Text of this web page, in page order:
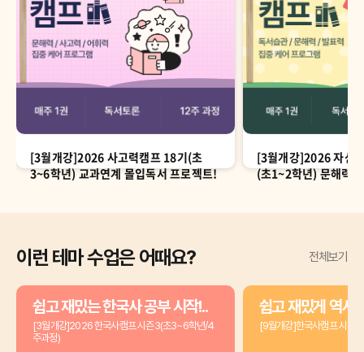
[3월개강]2026 사고력캠프 18기(초
3~6학년) 교과연계 몰입독서 프로젝트!
[3월개강]2026 자신
(초1~2학년) 문해력
이런 테마 수업은 어때요? 전체보기
쉽고 재밌는 한국사 공부 시작!..
[3월개강]2026 한국사캠프 시즌3(초3~6학년/4
주과정)
쉽고 재밌게 역사
[9월개강]한국사캠프 시즌